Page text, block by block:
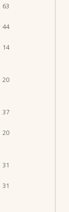
63
44
14
20
37
20
31
31